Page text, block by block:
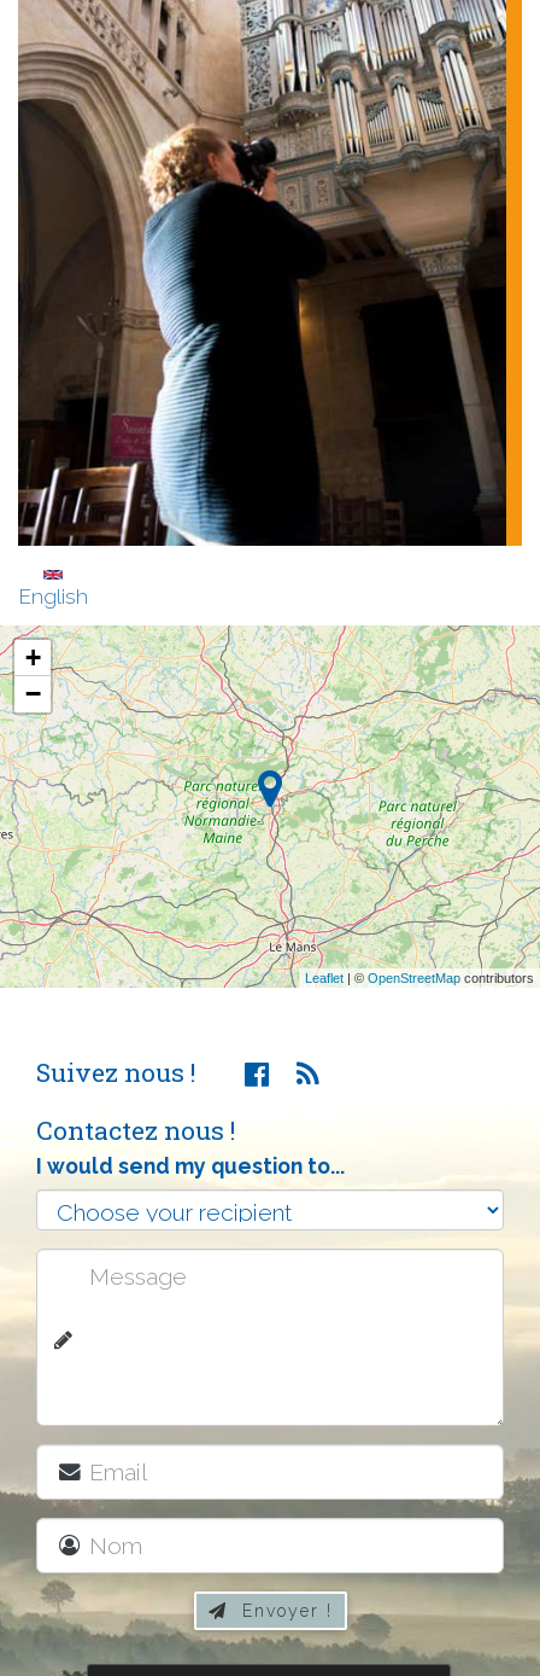
English
+
−
Leaflet | © OpenStreetMap contributors
Suivez nous !
Contactez nous !
I would send my question to...
 Envoyer !